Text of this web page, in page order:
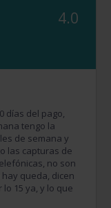
4.0
días del pago,
tengo la
de semana y
las capturas de
no son
queda, dicen
15 ya, y lo que